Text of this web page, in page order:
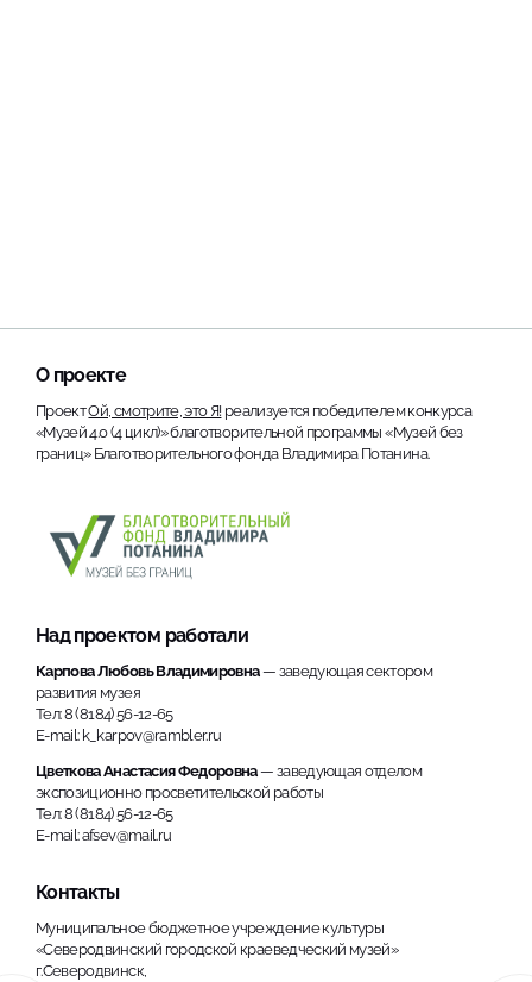
О проекте
ПроектОй, смотрите, это Я! реализуется победителем конкурса
«Музей 4.0 (4 цикл)» благотворительной программы «Музей без
границ» Благотворительного фонда Владимира Потанина.
Над проектом работали
Карпова Любовь Владимировна— заведующая сектором
развития музея
Тел: 8 (8184) 56-12-65
E-mail: k_karpov@rambler.ru
Цветкова Анастасия Федоровна— заведующая отделом
экспозиционно просветительской работы
Тел: 8 (8184) 56-12-65
E-mail: afsev@mail.ru
Контакты
Муниципальное бюджетное учреждение культуры
«Северодвинский городской краеведческий музей»
г.Северодвинск,